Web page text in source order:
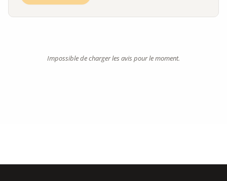
Impossible de charger les avis pour le moment.